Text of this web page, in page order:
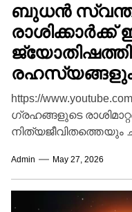
ബുധൻ സ്വന്തം
രാശിക്കാർക്ക്
രഹസ്യങ്ങളും
https://
ഗ്രഹങ്ങളുടെ
നിത്യജീവിതത്തെയും
ശാസ്ത്രജ്ഞരും
ചെയ്യുന്ന
Admin May 27, 2026